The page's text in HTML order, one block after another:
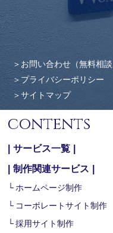
お問い合わせ（無料相
プライバシーポリシー
サイトマップ
contents
サービス一覧
制作関連サービス
ホームページ制作
コーポレートサイト制作
採用サイト制作